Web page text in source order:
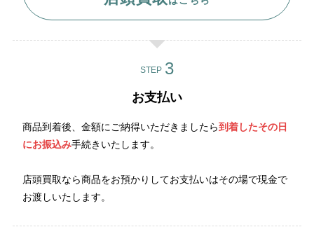
STEP
お支払い
商品到着後、金額にご納得いただきましたら到着したその日
にお振込み手続きいたします。
店頭買取なら商品をお預かりしてお支払いはその場で現金で
お渡しいたします。